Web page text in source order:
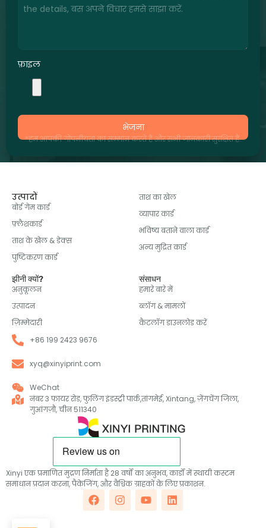
फ़ाइल
भेजना
*हम आपकी गोपनीयता का सम्मान करते हैं और सभी जानकारी सुरक्षित हैं.
Xinyi एक प्रमाणित मुद्रण निर्माता है 28 वर्षों का अनुभव, कार्डों में स्थायी कस्टम
समाधान प्रदान करना, पैकेजिंग, और वैश्विक ग्राहकों के लिए प्रकाशन.
उत्पादों
बोर्ड गेम कार्ड
फ़्लैशकार्ड
ताश के खेल & डेक्स
पुष्टिकरण कार्ड
ताश का खेल
व्यापार कार्ड
भविष्य बताने वाला कार्ड
अन्य मुद्रित कार्ड
झीनी क्यों?
अनुकूलन
उत्पादन
ज़िम्मेदारी
संसाधन
हमारे बारे में
ब्लॉग & मामलों
कैटलॉग डाउनलोड करें
+86 199 2423 9676
xyq@xinyiprint.com
WeChat
नंबर 3 फायर रोड, फुलिंग इंडस्ट्री पार्क,तांगमेई, Xintang, ज़ेंगचेंग जिला,
गुआंगज़ौ, चीन 511340